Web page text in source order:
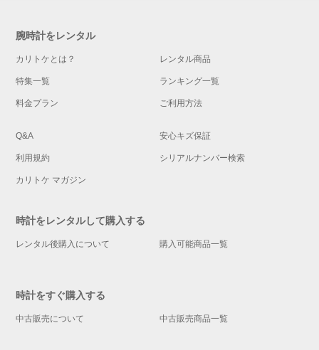
腕時計をレンタル
カリトケとは？ レンタル商品
特集一覧 ランキング一覧
料金プラン ご利用方法
Q&A 安心キズ保証
利用規約 シリアルナンバー検索
カリトケ マガジン
時計をレンタルして購入する
レンタル後購入について 購入可能商品一覧
時計をすぐ購入する
中古販売について 中古販売商品一覧